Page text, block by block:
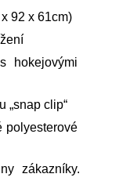
92 x 61cm)
hokejovými
„snap clip“
polyesterové
zákazníky.